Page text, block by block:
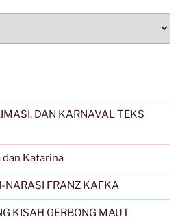
DAN KARNAVAL TEKS
dan Katarina
NARASI FRANZ KAFKA
KISAH GERBONG MAUT